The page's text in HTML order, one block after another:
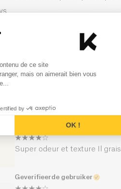
L’odeur est très agréable et
Geverifieerde gebruiker
L’odeur est très agréable et
Geverifieerde gebruiker
Super odeur et texture Il
Geverifieerde gebruiker
de ce site
mais on aimerait bien vous
by
OK !
consent